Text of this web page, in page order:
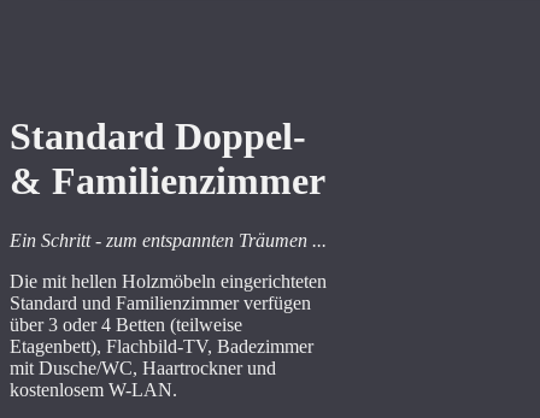
Standard Doppel-
& Familienzimmer
Ein Schritt - zum entspannten Träumen ...
Die mit hellen Holzmöbeln eingerichteten
Standard und Familienzimmer verfügen
über 3 oder 4 Betten (teilweise
Etagenbett), Flachbild-TV, Badezimmer
mit Dusche/WC, Haartrockner und
kostenlosem W-LAN.